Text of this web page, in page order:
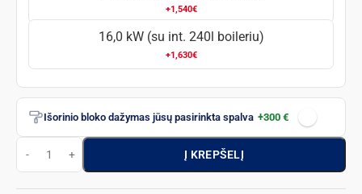
+1,540€
16,0 kW (su int. 240l boileriu)
+1,630€
Išorinio bloko dažymas jūsų pasirinkta spalva +300 €
Į KREPŠELĮ